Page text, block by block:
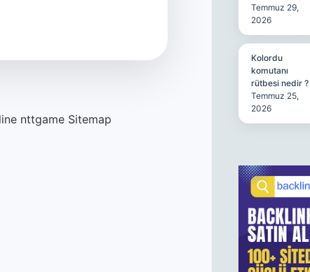
nttgame Sitemap
Temmuz 29,
2026
Kolordu
komutanı
rütbesi nedir ?
Temmuz 25,
2026